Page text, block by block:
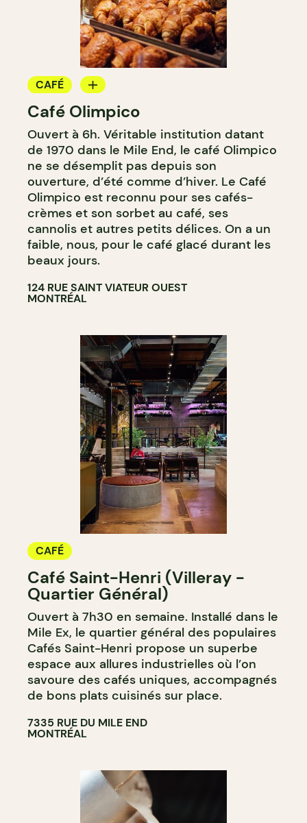
CAFÉ
COMPTOIR
Café Olimpico
Ouvert à 6h. Véritable institution datant
de 1970 dans le Mile End, le café Olimpico
ne se désemplit pas depuis son
ouverture, d’été comme d’hiver. Le Café
Olimpico est reconnu pour ses cafés-
crèmes et son sorbet au café, ses
cannolis et autres petits délices. On a un
faible, nous, pour le café glacé durant les
beaux jours.
124 RUE SAINT VIATEUR OUEST
MONTRÉAL
CAFÉ
Café Saint-Henri (Villeray -
Quartier Général)
Ouvert à 7h30 en semaine. Installé dans le
Mile Ex, le quartier général des populaires
Cafés Saint-Henri propose un superbe
espace aux allures industrielles où l’on
savoure des cafés uniques, accompagnés
de bons plats cuisinés sur place.
7335 RUE DU MILE END
MONTRÉAL